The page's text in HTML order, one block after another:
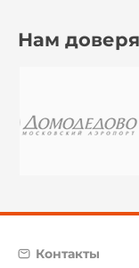
Нам
Контакты